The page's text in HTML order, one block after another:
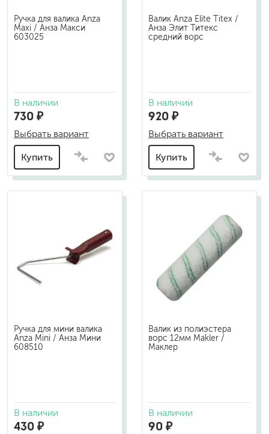
Ручка для валика Anza
Maxi / Анза Макси
603025
В наличии
730 ₽
Выбрать вариант
Купить
Валик Anza Elite Titex /
Анза Элит Титекс
средний ворс
В наличии
920 ₽
Выбрать вариант
Купить
Ручка для мини валика
Anza Mini / Анза Мини
608510
В наличии
430 ₽
Валик из полиэстера
ворс 12мм Makler /
Маклер
В наличии
90 ₽